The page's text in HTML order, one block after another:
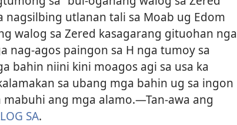
nagsilbing utlanan tali sa Moab ug Edom
walog sa Zered kasagarang gituohan nga
nag-agos paingon sa H nga tumoy sa
bahin niini kini moagos agi sa usa ka
sa ubang mga bahin ug sa ingon
ang mga alamo.​—Tan-awa ang
SA.